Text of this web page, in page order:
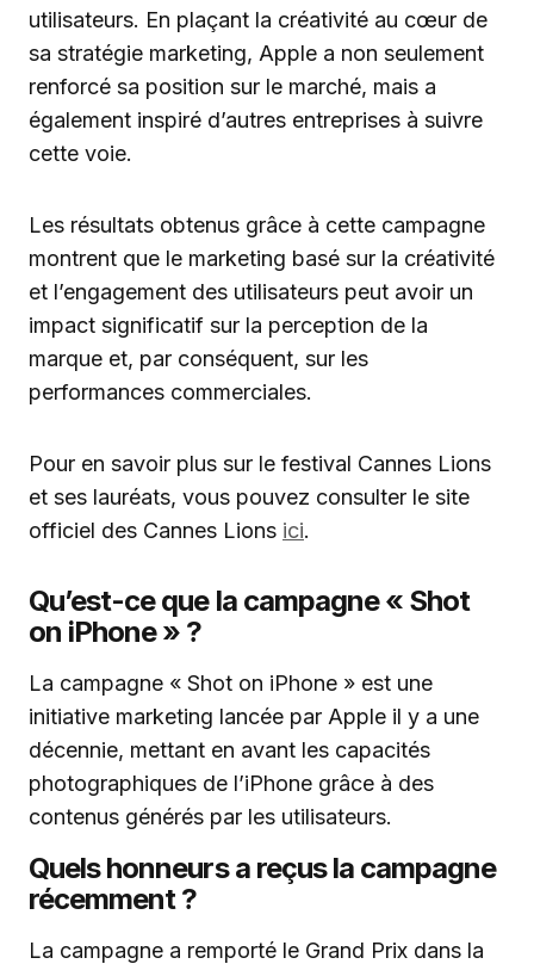
utilisateurs. En plaçant la créativité au cœur de
sa stratégie marketing, Apple a non seulement
renforcé sa position sur le marché, mais a
également inspiré d’autres entreprises à suivre
cette voie.
Les résultats obtenus grâce à cette campagne
montrent que le marketing basé sur la créativité
et l’engagement des utilisateurs peut avoir un
impact significatif sur la perception de la
marque et, par conséquent, sur les
performances commerciales.
Pour en savoir plus sur le festival Cannes Lions
et ses lauréats, vous pouvez consulter le site
officiel des Cannes Lions ici.
Qu’est-ce que la campagne « Shot
on iPhone » ?
La campagne « Shot on iPhone » est une
initiative marketing lancée par Apple il y a une
décennie, mettant en avant les capacités
photographiques de l’iPhone grâce à des
contenus générés par les utilisateurs.
Quels honneurs a reçus la campagne
récemment ?
La campagne a remporté le Grand Prix dans la